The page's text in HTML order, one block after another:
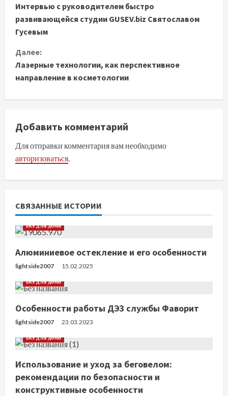
р
о
д
о
л
и
т
ь
ч
т
е
н
и
е
Интервью с руководителем быстро
развивающейся студии GUSEV.biz Святославом
Гусевым
Далее:
Лазерные технологии, как перспективное
направление в косметологии
Добавить комментарий
Для отправки комментария вам необходимо
авторизоваться.
СВЯЗАННЫЕ ИСТОРИИ
Все для дома
Алюминиевое остекление и его особенности
lightside2007
15.02.2025
Все для дома
Особенности работы ДЭЗ службы Фаворит
lightside2007
23.03.2023
Все для дома
Использование и уход за беговелом:
рекомендации по безопасности и
конструктивные особенности